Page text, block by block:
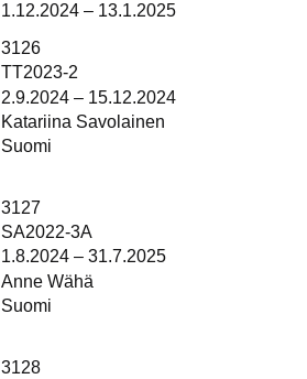
1.12.2024 – 13.1.2025
3126
TT2023-2
2.9.2024 – 15.12.2024
Katariina Savolainen
Suomi
3127
SA2022-3A
1.8.2024 – 31.7.2025
Anne Wähä
Suomi
3128